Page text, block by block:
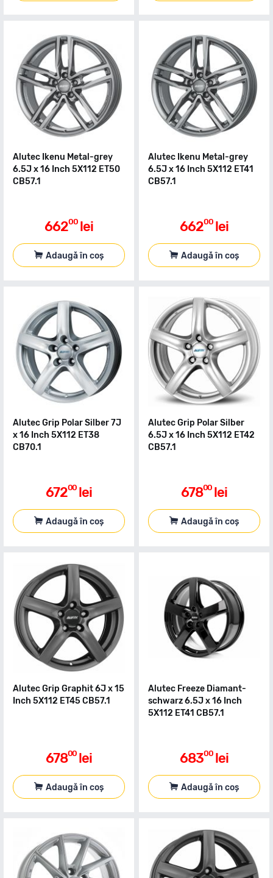
Alutec Ikenu Metal-grey
6.5J x 16 Inch 5X112 ET50
CB57.1
66200 lei
Adaugă în coș
Alutec Ikenu Metal-grey
6.5J x 16 Inch 5X112 ET41
CB57.1
66200 lei
Adaugă în coș
Alutec Grip Polar Silber 7J
x 16 Inch 5X112 ET38
CB70.1
67200 lei
Adaugă în coș
Alutec Grip Polar Silber
6.5J x 16 Inch 5X112 ET42
CB57.1
67800 lei
Adaugă în coș
Alutec Grip Graphit 6J x 15
Inch 5X112 ET45 CB57.1
67800 lei
Adaugă în coș
Alutec Freeze Diamant-
schwarz 6.5J x 16 Inch
5X112 ET41 CB57.1
68300 lei
Adaugă în coș